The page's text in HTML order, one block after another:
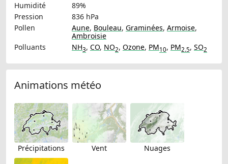
Humidité
89%
Pression
836 hPa
Pollen
Aune, Bouleau, Graminées, Armoise,
Ambroisie
Polluants
NH3, CO, NO2, Ozone, PM10, PM2.5, SO2
Animations météo
Précipitations Vent Nuages